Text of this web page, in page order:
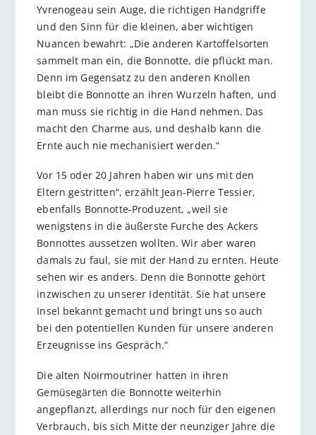
Yvrenogeau sein Auge, die richtigen Handgriffe
und den Sinn für die kleinen, aber wichtigen
Nuancen bewahrt: „Die anderen Kartoffelsorten
sammelt man ein, die Bonnotte, die pflückt man.
Denn im Gegensatz zu den anderen Knollen
bleibt die Bonnotte an ihren Wurzeln haften, und
man muss sie richtig in die Hand nehmen. Das
macht den Charme aus, und deshalb kann die
Ernte auch nie mechanisiert werden.“
Vor 15 oder 20 Jahren haben wir uns mit den
Eltern gestritten“, erzählt Jean-Pierre Tessier,
ebenfalls Bonnotte-Produzent, „weil sie
wenigstens in die äußerste Furche des Ackers
Bonnottes aussetzen wollten. Wir aber waren
damals zu faul, sie mit der Hand zu ernten. Heute
sehen wir es anders. Denn die Bonnotte gehört
inzwischen zu unserer Identität. Sie hat unsere
Insel bekannt gemacht und bringt uns so auch
bei den potentiellen Kunden für unsere anderen
Erzeugnisse ins Gespräch.“
Die alten Noirmoutriner hatten in ihren
Gemüsegärten die Bonnotte weiterhin
angepflanzt, allerdings nur noch für den eigenen
Verbrauch, bis sich Mitte der neunziger Jahre die